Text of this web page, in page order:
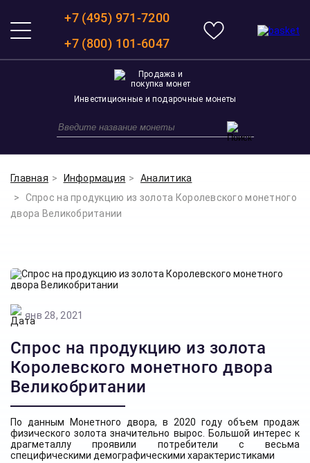
+7 (495) 971-7200
+7 (800) 101-6047
Инвестиционные и подарочные монеты
Главная Информация
Аналитика
Спрос на продукцию из золота Королевского монетного
двора Великобритании
янв 28, 2021
Спрос на продукцию из золота
Королевского монетного двора
Великобритании
По данным Монетного двора, в 2020 году объем продаж
физического золота значительно вырос. Большой интерес к
драгметаллу проявили потребители с весьма
специфическими демографическими характеристиками